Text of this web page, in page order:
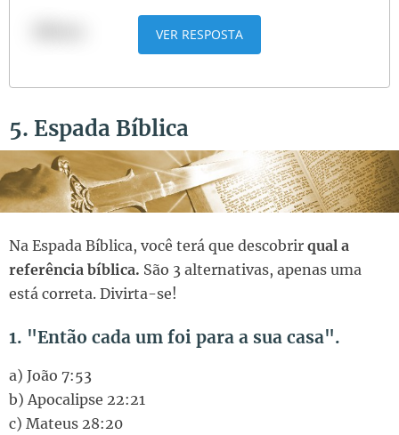
VER RESPOSTA
5. Espada Bíblica
Na Espada Bíblica, você terá que descobrir qual a
referência bíblica. São 3 alternativas, apenas uma
está correta. Divirta-se!
1. "Então cada um foi para a sua casa".
a) João 7:53
b) Apocalipse 22:21
c) Mateus 28:20